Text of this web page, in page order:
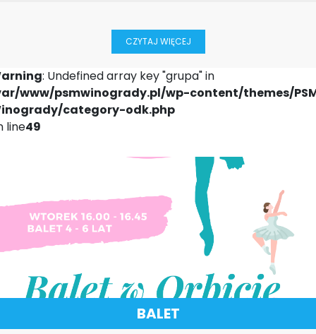
CZYTAJ WIĘCEJ
: Undefined array key "grupa" in
www/psmwinogrady.pl/wp-content/themes/
category-odk.php
line49
BALET